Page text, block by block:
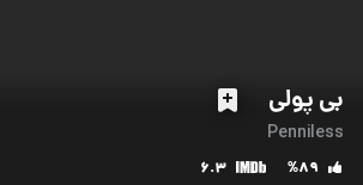
بی پولی
Penniless
%89
6.3